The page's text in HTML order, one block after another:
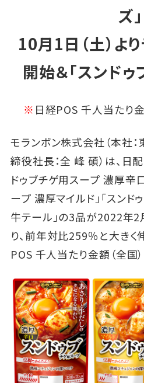
ズ」
10月1日（土）よ
開始＆「スンド
※ 日経POS 千人当たり
モランボン株式会社（本社
締役社長：全 峰 碩）は、日
ドゥブチゲ用スープ 濃厚辛
ープ 濃厚マイルド」「スン
牛テール」の3品が2022年2
り、前年対比259％と大きく
POS 千人当たり金額（全国